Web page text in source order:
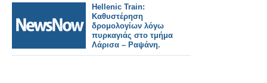
Hellenic Train:
Καθυστέρηση
δρομολογίων λόγω
πυρκαγιάς στο τμήμα
Λάρισα – Ραψάνη.